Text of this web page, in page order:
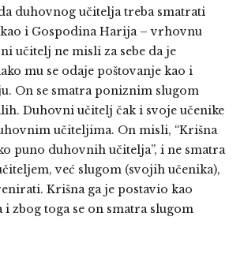
duhovnog učitelja treba smatrati
i Gospodina Harija – vrhovnu
učitelj ne misli za sebe da je
mu se odaje poštovanje kao i
On se smatra poniznim slugom
Duhovni učitelj čak i svoje učenike
učiteljima. On misli, “Krišna
puno duhovnih učitelja”, i ne smatra
već slugom (svojih učenika),
Krišna ga je postavio kao
zbog toga se on smatra slugom